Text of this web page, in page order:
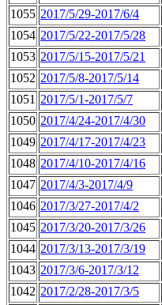
1055 2017/5/29-2017/6/4
1054 2017/5/22-2017/5/28
1053 2017/5/15-2017/5/21
1052 2017/5/8-2017/5/14
1051 2017/5/1-2017/5/7
1050 2017/4/24-2017/4/30
1049 2017/4/17-2017/4/23
1048 2017/4/10-2017/4/16
1047 2017/4/3-2017/4/9
1046 2017/3/27-2017/4/2
1045 2017/3/20-2017/3/26
1044 2017/3/13-2017/3/19
1043 2017/3/6-2017/3/12
1042 2017/2/28-2017/3/5